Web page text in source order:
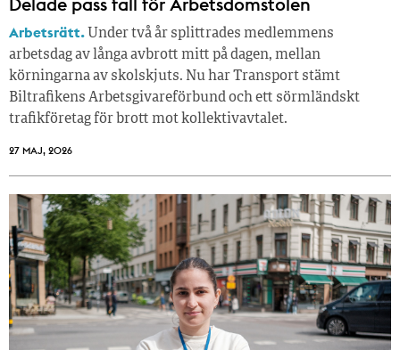
Arbetsrätt. Under två år splittrades medlemmens
arbetsdag av långa avbrott mitt på dagen, mellan
körningarna av skolskjuts. Nu har Transport stämt
Biltrafikens Arbetsgivareförbund och ett sörmländskt
trafikföretag för brott mot kollektivavtalet.
27 MAJ, 2026